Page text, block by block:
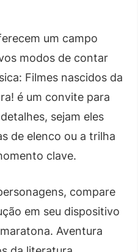
um campo
modos de contar
Filmes nascidos da
é um convite para
sejam eles
de elenco ou a trilha
clave.
compare
em seu dispositivo
Aventura